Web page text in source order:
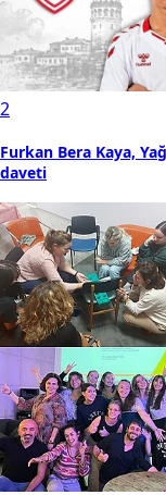
2
Furkan Bera Kaya,
daveti